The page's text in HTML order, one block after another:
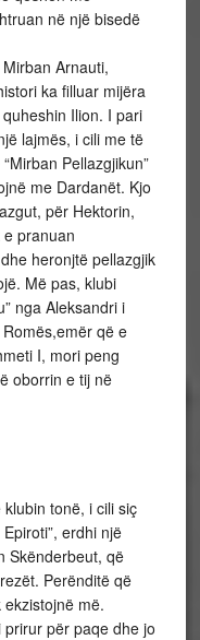
në një bisedë
Arnauti,
ka filluar mijëra
Ilion. I pari
lajmës, i cili me të
Pellazgjikun”
me Dardanët. Kjo
për Hektorin,
pranuan
heronjtë pellazgjik
Më pas, klubi
nga Aleksandri i
që e
I, mori peng
oborrin e tij në
tonë, i cili siç
erdhi një
Skënderbeut, që
Perënditë që
më.
për paqe dhe jo